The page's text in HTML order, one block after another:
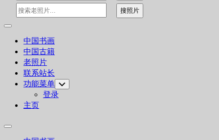
Expand
中国书画
中国古籍
老照片
联系站长
功能菜单 Toggle
Child
Menu
登录
主页
Expand